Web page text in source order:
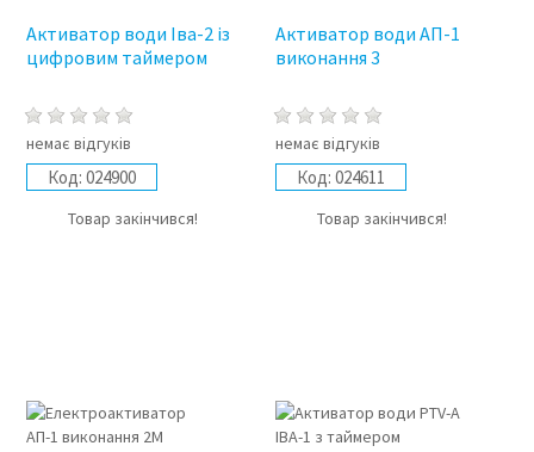
Активатор води Іва-2 із
цифровим таймером
немає відгуків
Код: 024900
Товар закінчився!
Активатор води АП-1
виконання 3
немає відгуків
Код: 024611
Товар закінчився!